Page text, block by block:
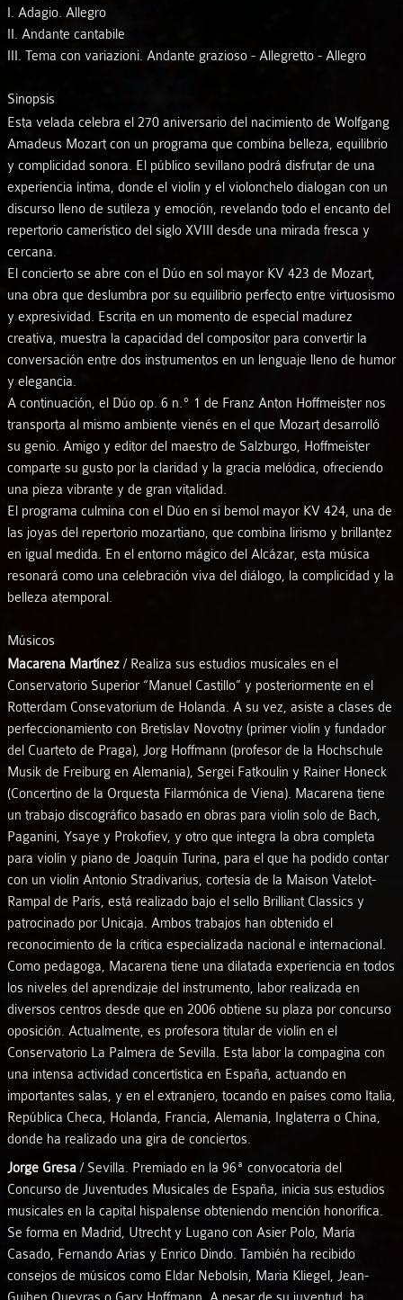
I. Adagio. Allegro
II. Andante cantabile
III. Tema con variazioni. Andante grazioso - Allegretto - Allegro
Sinopsis
Esta velada celebra el 270 aniversario del nacimiento de Wolfgang
Amadeus Mozart con un programa que combina belleza, equilibrio
y complicidad sonora. El público sevillano podrá disfrutar de una
experiencia íntima, donde el violín y el violonchelo dialogan con un
discurso lleno de sutileza y emoción, revelando todo el encanto del
repertorio camerístico del siglo XVIII desde una mirada fresca y
cercana.
El concierto se abre con el Dúo en sol mayor KV 423 de Mozart,
una obra que deslumbra por su equilibrio perfecto entre virtuosismo
y expresividad. Escrita en un momento de especial madurez
creativa, muestra la capacidad del compositor para convertir la
conversación entre dos instrumentos en un lenguaje lleno de humor
y elegancia.
A continuación, el Dúo op. 6 n.º 1 de Franz Anton Hoffmeister nos
transporta al mismo ambiente vienés en el que Mozart desarrolló
su genio. Amigo y editor del maestro de Salzburgo, Hoffmeister
comparte su gusto por la claridad y la gracia melódica, ofreciendo
una pieza vibrante y de gran vitalidad.
El programa culmina con el Dúo en si bemol mayor KV 424, una de
las joyas del repertorio mozartiano, que combina lirismo y brillantez
en igual medida. En el entorno mágico del Alcázar, esta música
resonará como una celebración viva del diálogo, la complicidad y la
belleza atemporal.
Músicos
Macarena Martínez / Realiza sus estudios musicales en el
Conservatorio Superior “Manuel Castillo” y posteriormente en el
Rotterdam Consevatorium de Holanda. A su vez, asiste a clases de
perfeccionamiento con Bretislav Novotny (primer violín y fundador
del Cuarteto de Praga), Jorg Hoffmann (profesor de la Hochschule
Musik de Freiburg en Alemania), Sergei Fatkoulin y Rainer Honeck
(Concertino de la Orquesta Filarmónica de Viena). Macarena tiene
un trabajo discográfico basado en obras para violín solo de Bach,
Paganini, Ysaye y Prokofiev, y otro que integra la obra completa
para violín y piano de Joaquín Turina, para el que ha podido contar
con un violín Antonio Stradivarius, cortesía de la Maison Vatelot-
Rampal de París, está realizado bajo el sello Brilliant Classics y
patrocinado por Unicaja. Ambos trabajos han obtenido el
reconocimiento de la crítica especializada nacional e internacional.
Como pedagoga, Macarena tiene una dilatada experiencia en todos
los niveles del aprendizaje del instrumento, labor realizada en
diversos centros desde que en 2006 obtiene su plaza por concurso
oposición. Actualmente, es profesora titular de violín en el
Conservatorio La Palmera de Sevilla. Esta labor la compagina con
una intensa actividad concertística en España, actuando en
importantes salas, y en el extranjero, tocando en países como Italia,
República Checa, Holanda, Francia, Alemania, Inglaterra o China,
donde ha realizado una gira de conciertos.
Jorge Gresa / Sevilla. Premiado en la 96ª convocatoria del
Concurso de Juventudes Musicales de España, inicia sus estudios
musicales en la capital hispalense obteniendo mención honorífica.
Se forma en Madrid, Utrecht y Lugano con Asier Polo, María
Casado, Fernando Arias y Enrico Dindo. También ha recibido
consejos de músicos como Eldar Nebolsin, Maria Kliegel, Jean-